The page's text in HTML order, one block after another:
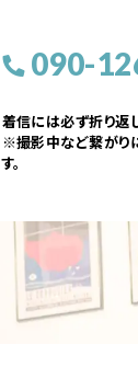
090-
着信には必ず折り返し
※撮影中など繋がり
す。